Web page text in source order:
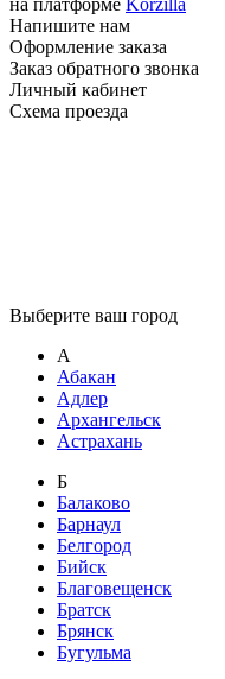
на платформе Korzilla
Напишите нам
Оформление заказа
Заказ обратного звонка
Личный кабинет
Схема проезда
Выберите ваш город
А
Абакан
Адлер
Архангельск
Астрахань
Б
Балаково
Барнаул
Белгород
Бийск
Благовещенск
Братск
Брянск
Бугульма